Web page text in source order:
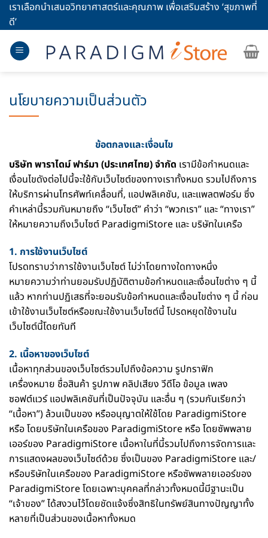
Skipเราเลือกนำเสนอวิทยาศาสตร์และคุณภาพ เพื่อเสริมสร้าง ‘สุขภาพที่
ดี’
นโยบายความเป็นส่วนตัว
ข้อตกลงและเงื่อนไข
บริษัท พาราไดม์ ฟาร์มา (ประเทศไทย) จำกัด เรามีข้อกำหนดและ
เงื่อนไขดังต่อไปนี้จะใช้กับเว็บไซต์ของทางเราทั้งหมด รวมไปถึงการ
ให้บริการผ่านโทรศัพท์เคลื่อนที่, แอปพลิเคชัน, และแพลตฟอร์ม ซึ่ง
คำเหล่านี้รวมกันหมายถึง “เว็บไซต์” คำว่า “พวกเรา” และ “ทางเรา”
ให้หมายความถึงเว็บไซต์ ParadigmiStore และ บริษัทในเครือ
1. การใช้งานเว็บไซต์
โปรดทราบว่าการใช้งานเว็บไซต์ ไม่ว่าโดยทางใดทางหนึ่ง
หมายความว่าท่านยอมรับปฏิบัติตามข้อกำหนดและเงื่อนไขต่าง ๆ นี้
แล้ว หากท่านปฏิเสธที่จะยอมรับข้อกำหนดและเงื่อนไขต่าง ๆ นี้ ก่อน
เข้าใช้งานเว็บไซต์หรือขณะใช้งานเว็บไซต์นี้ โปรดหยุดใช้งานใน
เว็บไซต์นี้โดยทันที
2. เนื้อหาของเว็บไซต์
เนื้อหาทุกส่วนของเว็บไซต์รวมไปถึงข้อความ รูปกราฟิก
เครื่องหมาย ชื่อสินค้า รูปภาพ คลิปเสียง วีดีโอ ข้อมูล เพลง
ซอฟต์แวร์ แอปพลิเคชันที่เป็นปัจจุบัน และอื่น ๆ (รวมกันเรียกว่า
“เนื้อหา”) ล้วนเป็นของ หรืออนุญาตให้ใช้โดย ParadigmiStore
หรือ โดยบริษัทในเครือของ ParadigmiStore หรือ โดยซัพพลาย
เออร์ของ ParadigmiStore เนื้อหาในที่นี้รวมไปถึงการจัดการและ
การแสดงผลของเว็บไซด์ด้วย ซึ่งเป็นของ ParadigmiStore และ/
หรือบริษัทในเครือของ ParadigmiStore หรือซัพพลายเออร์ของ
ParadigmiStore โดยเฉพาะบุคคลที่กล่าวทั้งหมดนี้มีฐานะเป็น
“เจ้าของ” ได้สงวนไว้โดยชัดแจ้งซึ่งสิทธิในทรัพย์สินทางปัญญาทั้ง
หลายที่เป็นส่วนของเนื้อหาทั้งหมด